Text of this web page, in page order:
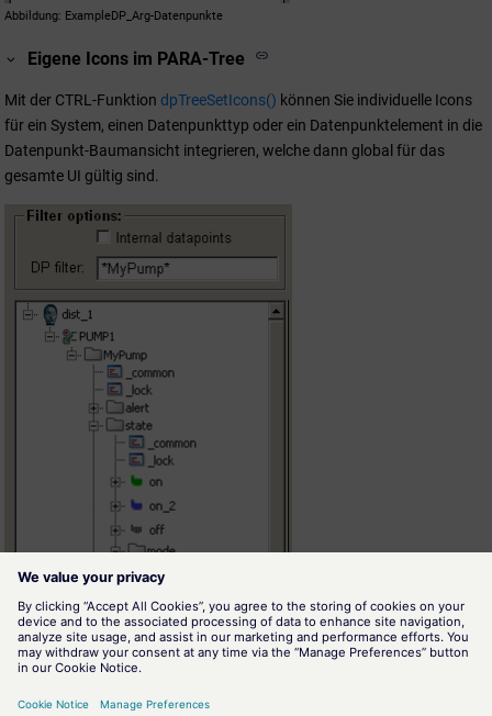
Abbildung ExampleDP_Arg-Datenpunkte
Eigene Icons im PARA-Tree
Mit der CTRL-Funktion dpTreeSetIcons() können Sie individuelle Icons
für ein System, einen Datenpunkttyp oder ein Datenpunktelement in die
Datenpunkt-Baumansicht integrieren, welche dann global für das
gesamte UI gültig sind.